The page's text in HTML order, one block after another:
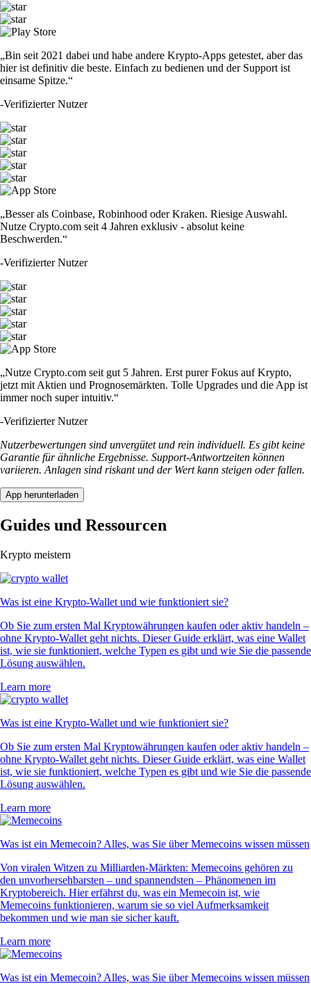
„Bin seit 2021 dabei und habe andere Krypto-Apps getestet, aber das
hier ist definitiv die beste. Einfach zu bedienen und der Support ist
einsame Spitze.“
-Verifizierter Nutzer
„Besser als Coinbase, Robinhood oder Kraken. Riesige Auswahl.
Nutze Crypto.com seit 4 Jahren exklusiv - absolut keine
Beschwerden.“
-Verifizierter Nutzer
„Nutze Crypto.com seit gut 5 Jahren. Erst purer Fokus auf Krypto,
jetzt mit Aktien und Prognosemärkten. Tolle Upgrades und die App ist
immer noch super intuitiv.“
-Verifizierter Nutzer
Nutzerbewertungen sind unvergütet und rein individuell. Es gibt keine
Garantie für ähnliche Ergebnisse. Support-Antwortzeiten können
variieren. Anlagen sind riskant und der Wert kann steigen oder fallen.
App herunterladen
Guides und Ressourcen
Krypto meistern
Was ist eine Krypto-Wallet und wie funktioniert sie?
Ob Sie zum ersten Mal Kryptowährungen kaufen oder aktiv handeln –
ohne Krypto-Wallet geht nichts. Dieser Guide erklärt, was eine Wallet
ist, wie sie funktioniert, welche Typen es gibt und wie Sie die passende
Lösung auswählen.
Learn more
Was ist eine Krypto-Wallet und wie funktioniert sie?
Ob Sie zum ersten Mal Kryptowährungen kaufen oder aktiv handeln –
ohne Krypto-Wallet geht nichts. Dieser Guide erklärt, was eine Wallet
ist, wie sie funktioniert, welche Typen es gibt und wie Sie die passende
Lösung auswählen.
Learn more
Was ist ein Memecoin? Alles, was Sie über Memecoins wissen müssen
Von viralen Witzen zu Milliarden-Märkten: Memecoins gehören zu
den unvorhersehbarsten – und spannendsten – Phänomenen im
Kryptobereich. Hier erfährst du, was ein Memecoin ist, wie
Memecoins funktionieren, warum sie so viel Aufmerksamkeit
bekommen und wie man sie sicher kauft.
Learn more
Was ist ein Memecoin? Alles, was Sie über Memecoins wissen müssen